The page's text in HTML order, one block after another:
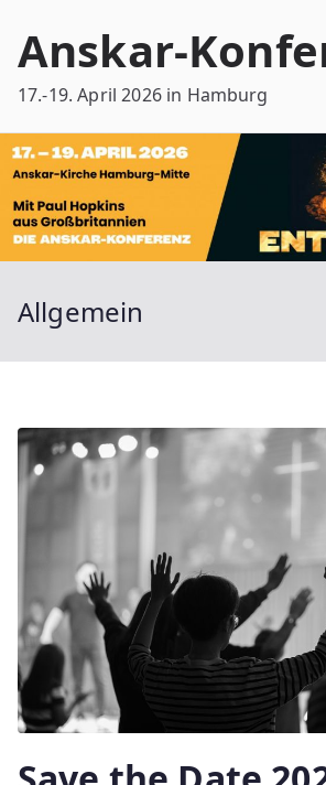
Inhalt
Anskar-
17.-19. April 2026 in Hamburg
Allgemein